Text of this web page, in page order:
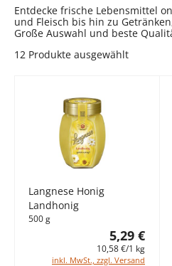
Entdecke frische Lebensmittel
und Fleisch bis hin zu
Große Auswahl und beste
12 Produkte ausgewählt
Langnese Honig
Landhonig
500 g
5,29 €
10,58 €/1 kg
inkl. MwSt., zzgl. Versand